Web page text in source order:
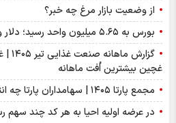
از وضعیت بازار مرغ چه خبر؟
بورس به ۵.۶۵ میلیون واحد رسید؛ دلار و طلا امروز چند؟
غچین بیشترین اُفت ماهانه
مجمع پارتا ۱۴۰۵ | سهامداران پارتا چه انتقاداتی را مطرح کردند؟
در عرضه اولیه احیا به هر کد چند سهم